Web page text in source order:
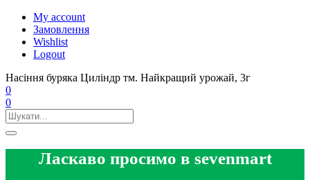
My account
Замовлення
Wishlist
Logout
Насіння буряка Циліндр тм. Найкращий урожай, 3г
0
0
Ласкаво просимо в sevenmart